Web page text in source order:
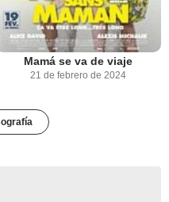
Mamá se va de viaje
21 de febrero de 2024